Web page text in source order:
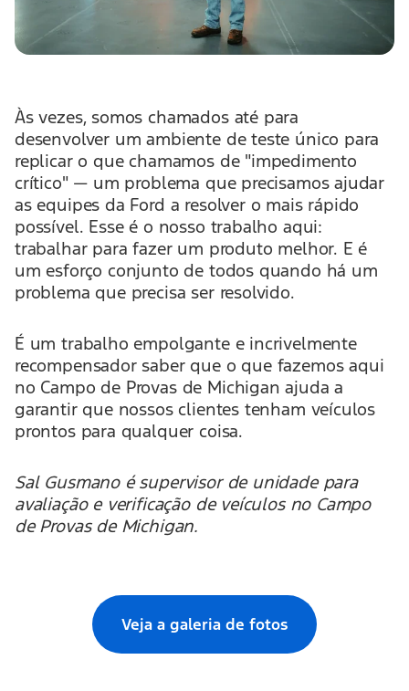
Às vezes, somos chamados até para
desenvolver um ambiente de teste único para
replicar o que chamamos de "impedimento
crítico" — um problema que precisamos ajudar
as equipes da Ford a resolver o mais rápido
possível. Esse é o nosso trabalho aqui:
trabalhar para fazer um produto melhor. E é
um esforço conjunto de todos quando há um
problema que precisa ser resolvido.
É um trabalho empolgante e incrivelmente
recompensador saber que o que fazemos aqui
no Campo de Provas de Michigan ajuda a
garantir que nossos clientes tenham veículos
prontos para qualquer coisa.
Sal Gusmano é supervisor de unidade para
avaliação e verificação de veículos no Campo
de Provas de Michigan.
Veja a galeria de fotos